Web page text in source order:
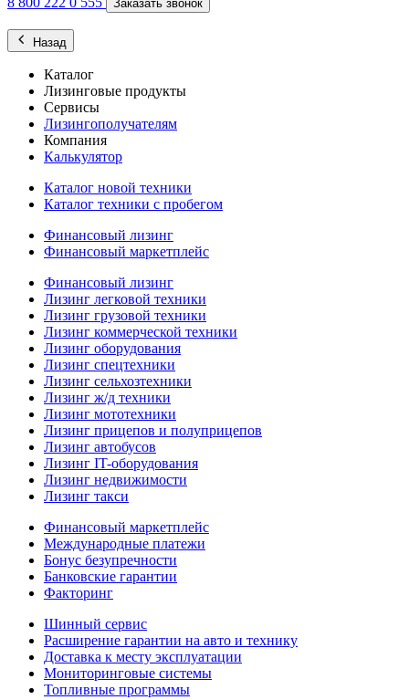
Заказать звонок
Назад
Каталог
Лизинговые продукты
Сервисы
Лизингополучателям
Компания
Калькулятор
Каталог новой техники
Каталог техники с пробегом
Финансовый лизинг
Финансовый маркетплейс
Финансовый лизинг
Лизинг легковой техники
Лизинг грузовой техники
Лизинг коммерческой техники
Лизинг оборудования
Лизинг спецтехники
Лизинг сельхозтехники
Лизинг ж/д техники
Лизинг мототехники
Лизинг прицепов и полуприцепов
Лизинг автобусов
Лизинг IT-оборудования
Лизинг недвижимости
Лизинг такси
Финансовый маркетплейс
Международные платежи
Бонус безупречности
Банковские гарантии
Факторинг
Шинный сервис
Расширение гарантии на авто и технику
Доставка к месту эксплуатации
Мониторинговые системы
Топливные программы